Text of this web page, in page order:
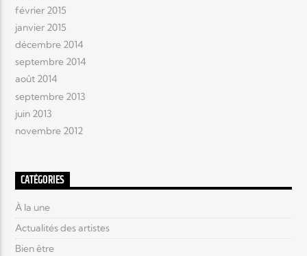
février 2015
janvier 2015
décembre 2014
septembre 2014
août 2014
septembre 2013
juin 2013
novembre 2012
CATÉGORIES
À la une
Actualités des artistes
Bien être